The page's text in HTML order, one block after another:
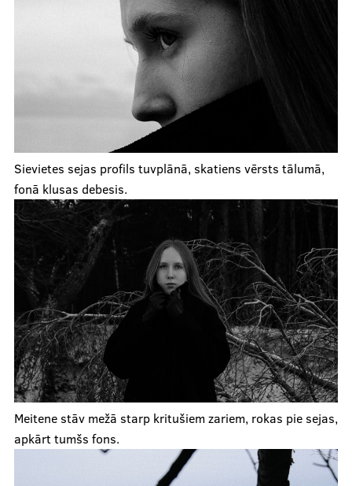
Sievietes sejas profils tuvplānā, skatiens vērsts tālumā,
fonā klusas debesis.
Meitene stāv mežā starp kritušiem zariem, rokas pie sejas,
apkārt tumšs fons.